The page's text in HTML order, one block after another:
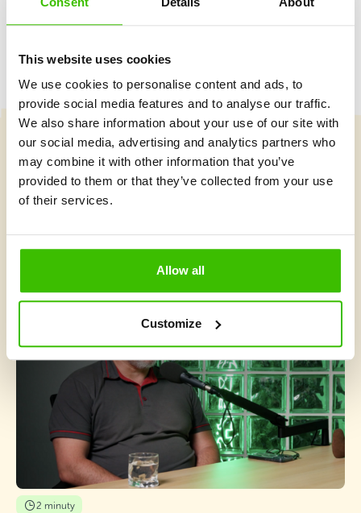
This website uses cookies
We use cookies to personalise content and ads, to
provide social media features and to analyse our traffic.
We also share information about your use of our site with
our social media, advertising and analytics partners who
may combine it with other information that you’ve
provided to them or that they’ve collected from your use
of their services.
Allow all
Customize
Vybrat kurz
Co je v Gymnathlonu nového
2 minuty